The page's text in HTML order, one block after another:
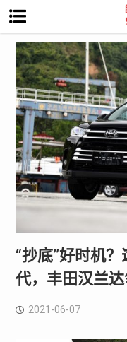
“抄底”好时机
代，丰田汉兰达
2021-06-07